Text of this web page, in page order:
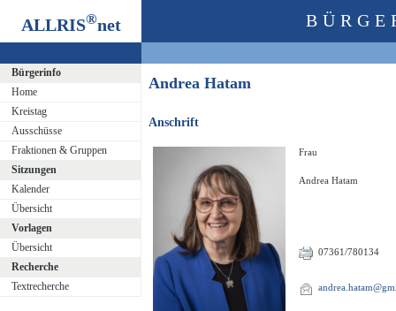
ALLRIS®net
Bürgerinfo
Home
Kreistag
Ausschüsse
Fraktionen & Gruppen
Sitzungen
Kalender
Übersicht
Vorlagen
Übersicht
Recherche
Textrecherche
Andrea Hatam
Anschrift
Frau
Andrea Hatam
07361/780134